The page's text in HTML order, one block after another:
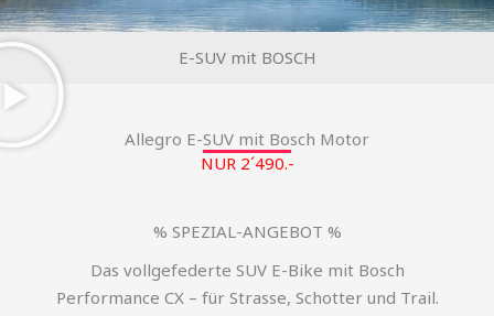
E-SUV mit BOSCH
Allegro E-SUV mit Bosch Motor
NUR 2´490.-
% SPEZIAL-ANGEBOT %
Das vollgefederte SUV E-Bike mit Bosch
Performance CX – für Strasse, Schotter und Trail.